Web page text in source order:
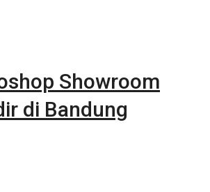
Showroom
di Bandung